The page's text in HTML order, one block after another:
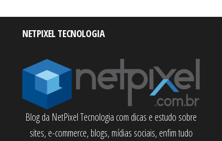
NETPIXEL TECNOLOGIA
Blog da NetPixel Tecnologia com dicas e estudo sobre
sites, e-commerce, blogs, mídias sociais, enfim tudo